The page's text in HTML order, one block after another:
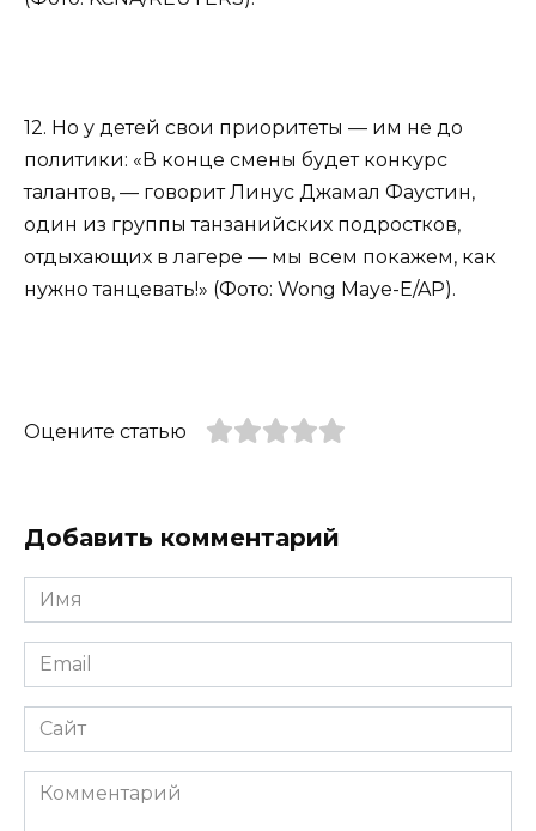
12. Но у детей свои приоритеты — им не до
политики: «В конце смены будет конкурс
талантов, — говорит Линус Джамал Фаустин,
один из группы танзанийских подростков,
отдыхающих в лагере — мы всем покажем, как
нужно танцевать!» (Фото: Wong Maye-E/AP).
Оцените статью
Добавить комментарий
Имя
*
Email
*
Сайт
Комментарий